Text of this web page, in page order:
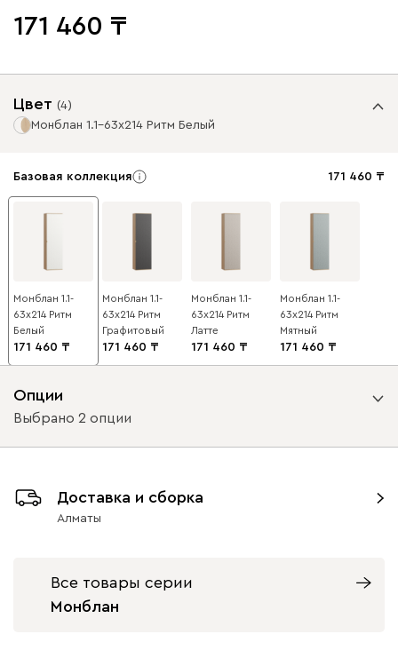
171 460
Цвет (4)
Монблан 1.1-63x214 Ритм Белый
Базовая коллекция 171 460
Монблан 1.1-
63x214 Ритм
Белый
171 460
Монблан 1.1-
63x214 Ритм
Графитовый
171 460
Монблан 1.1-
63x214 Ритм
Латте
171 460
Монблан 1.1-
63x214 Ритм
Мятный
171 460
Опции
Выбрано 2 опции
петли справа петли слева
с доводчиками без доводчиков
Доставка и сборка
Алматы
Все товары серии
Монблан